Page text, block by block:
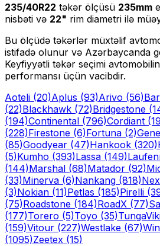
235/40R22 təkər ölçüsü 235mm
nisbəti və 22" rim diametri ilə
Bu ölçüdə təkərlər müxtəlif
istifadə olunur və Azərbaycanda
Keyfiyyətli təkər seçimi
performansı üçün vacibdir.
Aoteli (20)Aplus (93)Arivo (56)
(22)Blackhawk (72)Bridgestone
(194)Continental (796)Cordiant
(228)Firestone (6)Fortuna (2)
(85)Goodyear (47)Hankook (320)
(5)Kumho (393)Lassa (149)
(144)Marshal (68)Matador (92)
(33)Minerva (6)Nankang (818)
(3)Nokian (11)Petlas (185)Pirelli
(75)Roadstone (184)RoadX (77)
(177)Torero (5)Toyo (35)Tunga
(159)Vitour (227)Westlake (67)
(1095)Zeetex (15)